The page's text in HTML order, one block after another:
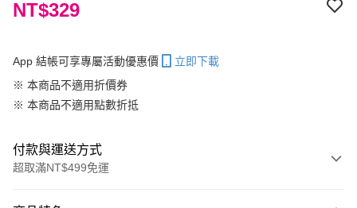
NT$329
App 結帳可享專屬活動優惠價
立即下載
※ 本商品不適用折價券
※ 本商品不適用點數折抵
付款與運送方式
超取滿NT$499免運